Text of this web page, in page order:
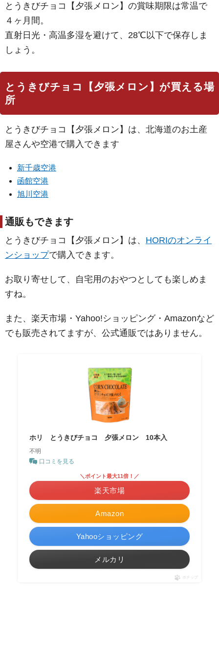
とうきびチョコ【夕張メロン】の賞味期限は常温で
４ヶ月間。
直射日光・高温多湿を避けて、28℃以下で保存しま
しょう。
とうきびチョコ【夕張メロン】が買える場
所
とうきびチョコ【夕張メロン】は、北海道のお土産
屋さんや空港で購入できます
新千歳空港
函館空港
旭川空港
通販もできます
とうきびチョコ【夕張メロン】は、 HORIのオンライ
ンショップで購入できます。
お取り寄せして、自宅用のおやつとしても楽しめま
すね。
また、楽天市場・Yahoo!ショッピング・Amazonなど
でも販売されてますが、公式通販ではありません。
ホリ とうきびチョコ 夕張メロン 10本入
不明
口コミを見る
Amazon
＼ポイント最大11倍！／
楽天市場
Yahooショッピング
メルカリ
ポチップ